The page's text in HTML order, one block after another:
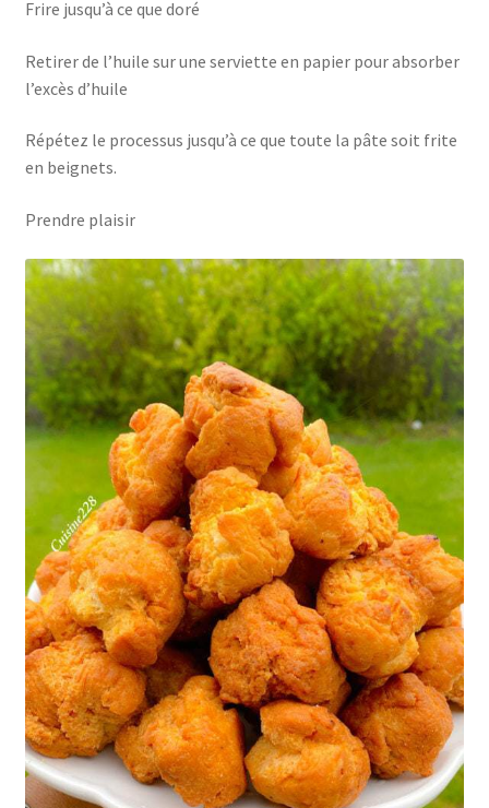
Frire jusqu’à ce que doré
Retirer de l’huile sur une serviette en papier pour absorber
l’excès d’huile
Répétez le processus jusqu’à ce que toute la pâte soit frite
en beignets.
Prendre plaisir